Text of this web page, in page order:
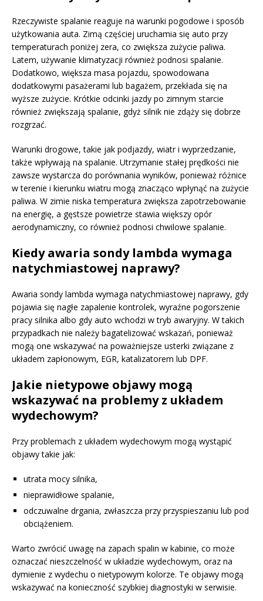
Rzeczywiste spalanie reaguje na warunki pogodowe i sposób
użytkowania auta. Zimą częściej uruchamia się auto przy
temperaturach poniżej zera, co zwiększa zużycie paliwa.
Latem, używanie klimatyzacji również podnosi spalanie.
Dodatkowo, większa masa pojazdu, spowodowana
dodatkowymi pasażerami lub bagażem, przekłada się na
wyższe zużycie. Krótkie odcinki jazdy po zimnym starcie
również zwiększają spalanie, gdyż silnik nie zdąży się dobrze
rozgrzać.
Warunki drogowe, takie jak podjazdy, wiatr i wyprzedzanie,
także wpływają na spalanie. Utrzymanie stałej prędkości nie
zawsze wystarcza do porównania wyników, ponieważ różnice
w terenie i kierunku wiatru mogą znacząco wpłynąć na zużycie
paliwa. W zimie niska temperatura zwiększa zapotrzebowanie
na energię, a gęstsze powietrze stawia większy opór
aerodynamiczny, co również podnosi chwilowe spalanie.
Kiedy awaria sondy lambda wymaga
natychmiastowej naprawy?
Awaria sondy lambda wymaga natychmiastowej naprawy, gdy
pojawia się nagłe zapalenie kontrolek, wyraźne pogorszenie
pracy silnika albo gdy auto wchodzi w tryb awaryjny. W takich
przypadkach nie należy bagatelizować wskazań, ponieważ
mogą one wskazywać na poważniejsze usterki związane z
układem zapłonowym, EGR, katalizatorem lub DPF.
Jakie nietypowe objawy mogą
wskazywać na problemy z układem
wydechowym?
Przy problemach z układem wydechowym mogą wystąpić
objawy takie jak:
utrata mocy silnika,
nieprawidłowe spalanie,
odczuwalne drgania, zwłaszcza przy przyspieszaniu lub pod
obciążeniem.
Warto zwrócić uwagę na zapach spalin w kabinie, co może
oznaczać nieszczelność w układzie wydechowym, oraz na
dymienie z wydechu o nietypowym kolorze. Te objawy mogą
wskazywać na konieczność szybkiej diagnostyki w serwisie.